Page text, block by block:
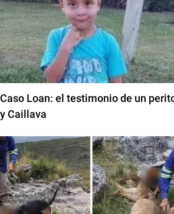
Caso Loan: el testimonio de un
y Caillava